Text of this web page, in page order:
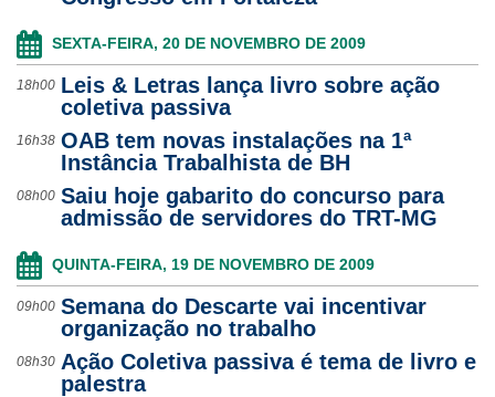
SEXTA-FEIRA, 20 DE NOVEMBRO DE 2009
18h00 Leis & Letras lança livro sobre ação
coletiva passiva
16h38 OAB tem novas instalações na 1ª
Instância Trabalhista de BH
08h00 Saiu hoje gabarito do concurso para
admissão de servidores do TRT-MG
QUINTA-FEIRA, 19 DE NOVEMBRO DE 2009
09h00 Semana do Descarte vai incentivar
organização no trabalho
08h30 Ação Coletiva passiva é tema de livro e
palestra